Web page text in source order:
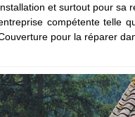
et surtout pour sa
compétente telle
pour la réparer